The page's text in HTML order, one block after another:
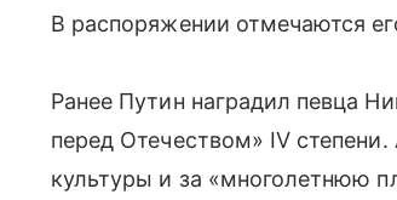
В распоряжении отмечаются
Ранее Путин наградил певца
перед Отечеством» IV
культуры и за «многолетнюю